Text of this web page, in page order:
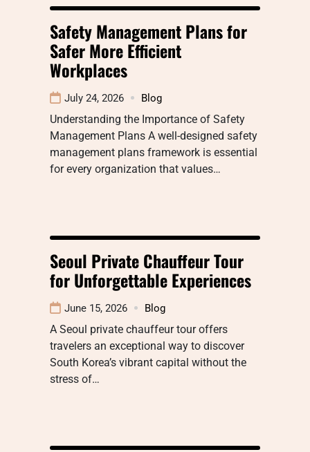
Safety Management Plans for
Safer More Efficient
Workplaces
July 24, 2026 Blog
Understanding the Importance of Safety
Management Plans A well-designed safety
management plans framework is essential
for every organization that values…
Seoul Private Chauffeur Tour
for Unforgettable Experiences
June 15, 2026 Blog
A Seoul private chauffeur tour offers
travelers an exceptional way to discover
South Korea’s vibrant capital without the
stress of…